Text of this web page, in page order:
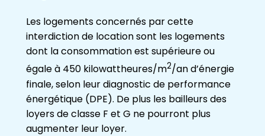
Les logements concernés par cette
interdiction de location sont les logements
dont la consommation est supérieure ou
égale à 450 kilowattheures/m2/an d’énergie
finale, selon leur diagnostic de performance
énergétique (DPE). De plus les bailleurs des
loyers de classe F et G ne pourront plus
augmenter leur loyer.